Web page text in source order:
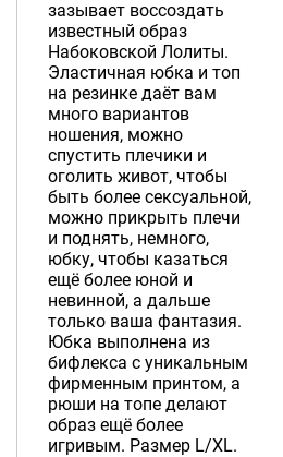
зазывает воссоздать
известный образ
Набоковской Лолиты.
Эластичная юбка и топ
на резинке даёт вам
много вариантов
ношения, можно
спустить плечики и
оголить живот, чтобы
быть более сексуальной,
можно прикрыть плечи
и поднять, немного,
юбку, чтобы казаться
ещё более юной и
невинной, а дальше
только ваша фантазия.
Юбка выполнена из
бифлекса с уникальным
фирменным принтом, а
рюши на топе делают
образ ещё более
игривым. Размер L/XL.